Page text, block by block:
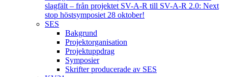
slagfält – från projektet SV-A-R till SV-A-R 2.0: Next
stop höstsymposiet 28 oktober!
SES
Bakgrund
Projekt­organisation
Projektuppdrag
Symposier
Skrifter producerade av SES